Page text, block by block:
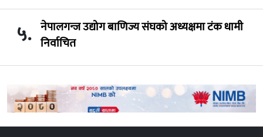
५. नेपालगन्ज उद्योग बाणिज्य संघको अध्यक्षमा टंक धामी
निर्वाचित